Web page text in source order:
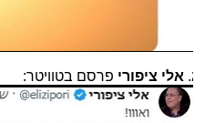
אלי ציפוריפרסם בטוויטר: